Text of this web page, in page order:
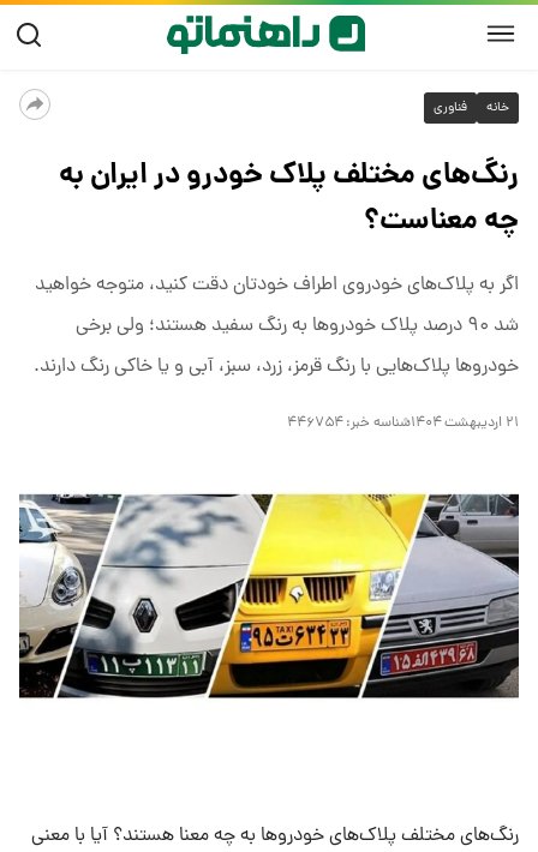
خانه فناوری
رنگ‌های مختلف پلاک خودرو در ایران به
چه معناست؟
اگر به پلاک‌های خودروی اطراف خودتان دقت کنید، متوجه خواهید
شد ۹۰ درصد پلاک خودروها به رنگ سفید هستند؛ ولی برخی
خودروها پلاک‌هایی با رنگ قرمز، زرد، سبز، آبی و یا خاکی رنگ دارند.
۲۱ اردیبهشت ۱۴۰۴ شناسه خبر:۴۴۶۷۵۴
رنگ‌های مختلف پلاک‌های خودروها به چه معنا هستند؟ آیا با معنی